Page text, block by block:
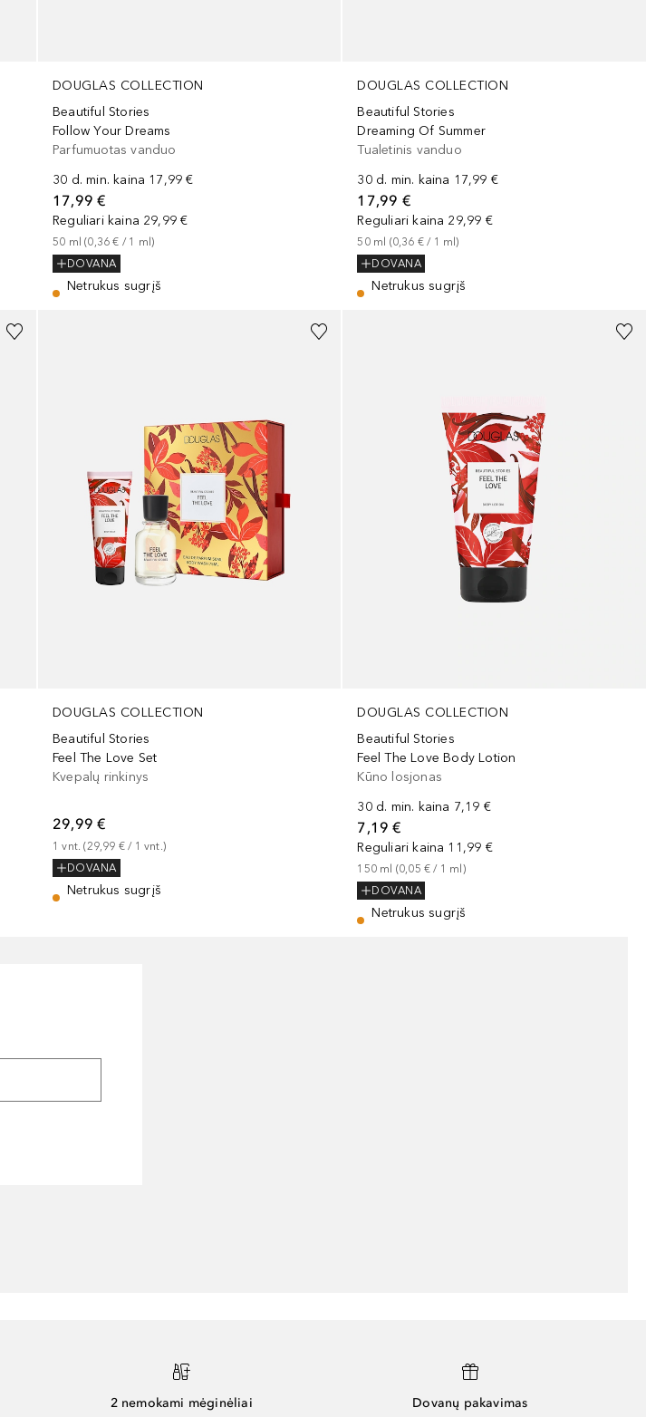
DOUGLAS COLLECTION
Beautiful Stories
Follow Your Dreams
Parfumuotas vanduo
30 d. min. kaina 17,99 €
17,99 €
Reguliari kaina 29,99 €
50 ml (0,36 € / 1 ml )
DOVANA
Netrukus sugrįš
DOUGLAS COLLECTION
Beautiful Stories
Dreaming Of Summer
Tualetinis vanduo
30 d. min. kaina 17,99 €
17,99 €
Reguliari kaina 29,99 €
50 ml (0,36 € / 1 ml)
DOVANA
Netrukus sugrįš
DOUGLAS COLLECTION
Beautiful Stories
Feel The Love Set
Kvepalų rinkinys
29,99 €
1 vnt. (29,99 € / 1 vnt.)
DOVANA
Netrukus sugrįš
DOUGLAS COLLECTION
Beautiful Stories
Feel The Love Body Lotion
Kūno losjonas
30 d. min. kaina 7,19 €
7,19 €
Reguliari kaina 11,99 €
150 ml (0,05 € / 1 ml )
DOVANA
Netrukus sugrįš
2 nemokami mėginėliai Dovanų pakavimas